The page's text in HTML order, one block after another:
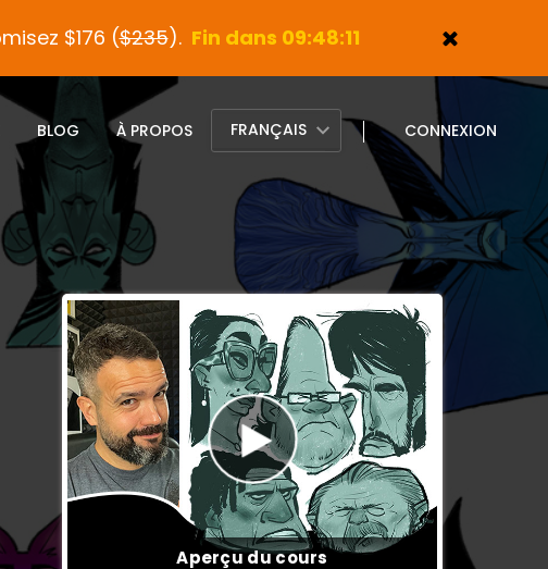
$176 ($235). Fin dans 09:48:10
BLOG À PROPOS FRANÇAIS CONNEXION
Aperçu du cours